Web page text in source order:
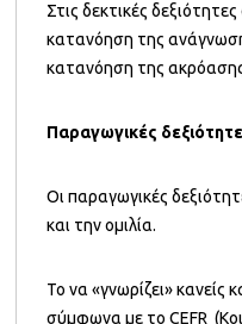
Στις δεκτικές
κατανόηση της
κατανόηση της
Παραγωγικές
Οι παραγωγικές
και την ομιλία.
Το να «γνωρίζει» κανείς
σύμφωνα με το CEFR